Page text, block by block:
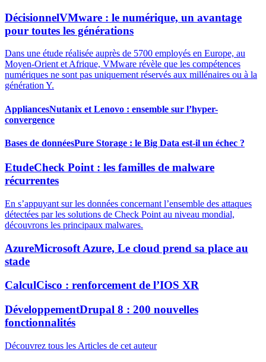
DécisionnelVMware : le numérique, un avantage
pour toutes les générations
Dans une étude réalisée auprès de 5700 employés en Europe, au
Moyen-Orient et Afrique, VMware révèle que les compétences
numériques ne sont pas uniquement réservés aux millénaires ou à la
génération Y.
AppliancesNutanix et Lenovo : ensemble sur l’hyper-
convergence
Bases de donnéesPure Storage : le Big Data est-il un échec ?
EtudeCheck Point : les familles de malware
récurrentes
En s’appuyant sur les données concernant l’ensemble des attaques
détectées par les solutions de Check Point au niveau mondial,
découvrons les principaux malwares.
AzureMicrosoft Azure, Le cloud prend sa place au
stade
CalculCisco : renforcement de l’IOS XR
DéveloppementDrupal 8 : 200 nouvelles
fonctionnalités
Découvrez tous les Articles de cet auteur